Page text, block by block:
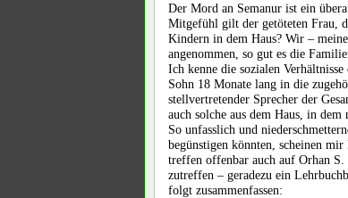
Der Mord an Semanur ist ein
Mitgefühl gilt der getöteten Frau,
Kindern in dem Haus? Wir –
angenommen, so gut es die
Ich kenne die sozialen
Sohn 18 Monate lang in die
stellvertretender Sprecher der
auch solche aus dem Haus, in dem
So unfasslich und
begünstigen könnten, scheinen
treffen offenbar auch auf Orhan
zutreffen – geradezu ein
folgt zusammenfassen: